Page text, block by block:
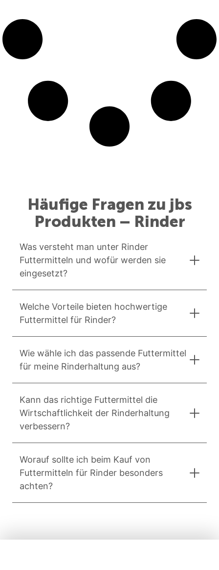
Häufige Fragen zu jbs
Produkten – Rinder
Was versteht man unter Rinder
Futtermitteln und wofür werden sie
eingesetzt?
Welche Vorteile bieten hochwertige
Futtermittel für Rinder?
Wie wähle ich das passende Futtermittel
für meine Rinderhaltung aus?
Kann das richtige Futtermittel die
Wirtschaftlichkeit der Rinderhaltung
verbessern?
Worauf sollte ich beim Kauf von
Futtermitteln für Rinder besonders
achten?